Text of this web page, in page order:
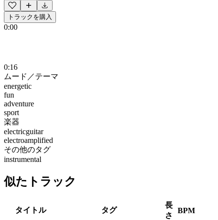
トラックを購入
0:00
0:16
ムード／テーマ
energetic
fun
adventure
sport
楽器
electricguitar
electroamplified
その他のタグ
instrumental
似たトラック
タイトル タグ
長
さ
BPM